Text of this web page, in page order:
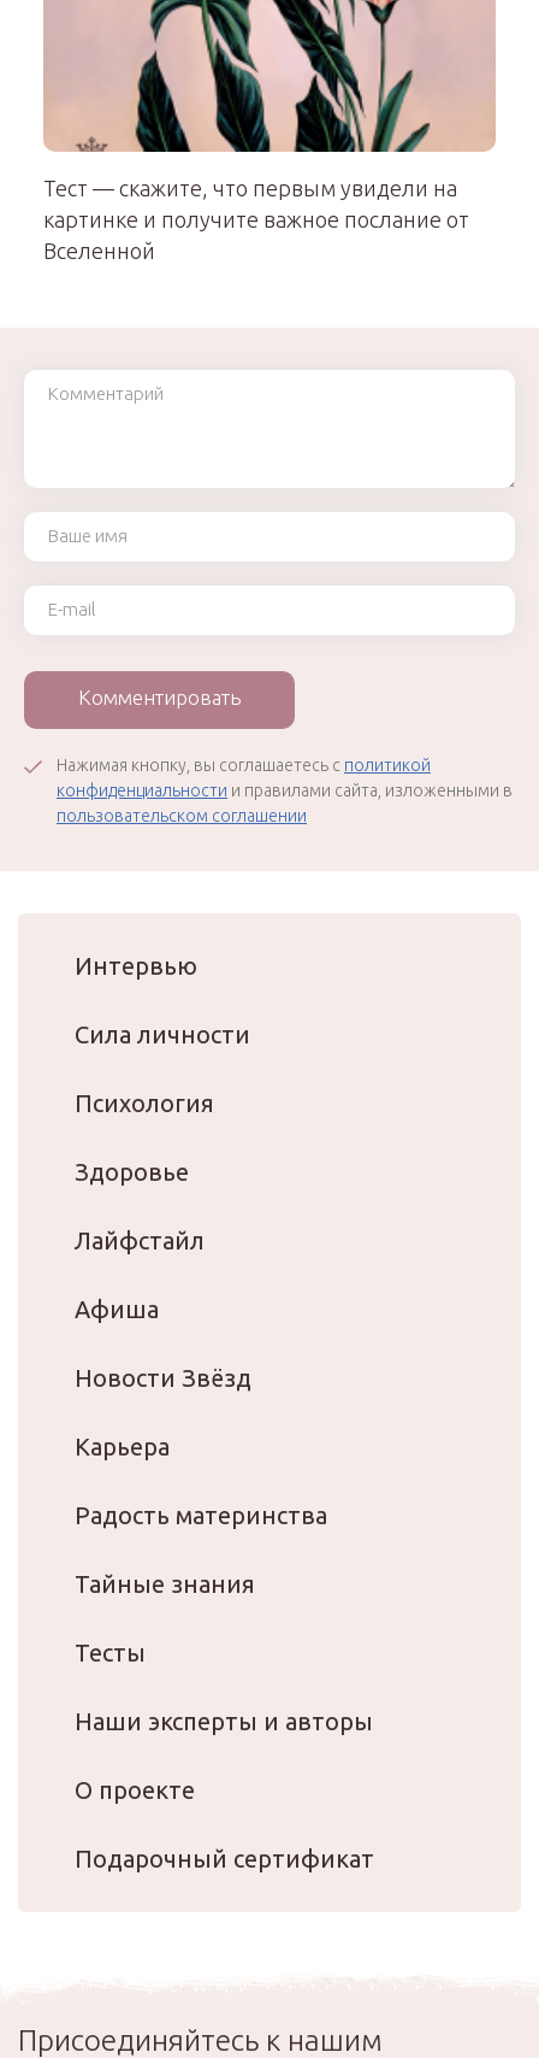
Тест — скажите, что первым увидели на
картинке и получите важное послание от
Вселенной
Комментарий
Ваше имя
Ваш e-mail
Комментировать
Нажимая кнопку, вы соглашаетесь с политикой
конфиденциальности и правилами сайта, изложенными в
пользовательском соглашении
Интервью
Сила личности
Психология
Здоровье
Лайфстайл
Афиша
Новости Звёзд
Карьера
Радость материнства
Тайные знания
Тесты
Наши эксперты и авторы
О проекте
Подарочный сертификат
Присоединяйтесь к нашим